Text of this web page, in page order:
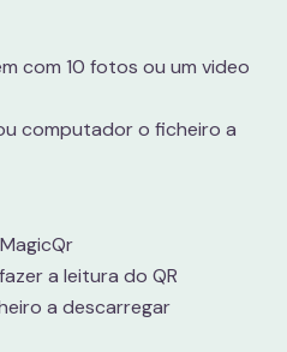
com 10 fotos ou um video
computador o ficheiro a
a leitura do QR
a descarregar